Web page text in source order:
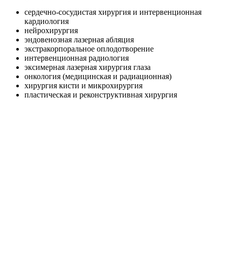
сердечно-сосудистая хирургия и интервенционная
кардиология
нейрохирургия
эндовенозная лазерная абляция
экстракорпоральное оплодотворение
интервенционная радиология
эксимерная лазерная хирургия глаза
онкология (медицинская и радиационная)
хирургия кисти и микрохирургия
пластическая и реконструктивная хирургия